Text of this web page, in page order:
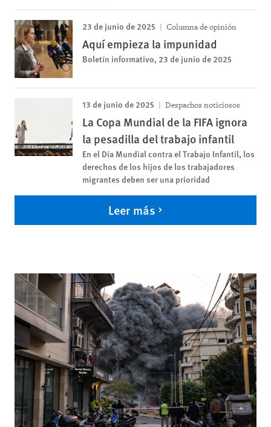
23 de junio de 2025 Columna de opinión
Aquí empieza la impunidad
Boletín informativo, 23 de junio de 2025
13 de junio de 2025 Despachos noticiosos
La Copa Mundial de la FIFA ignora
la pesadilla del trabajo infantil
En el Día Mundial contra el Trabajo Infantil, los
derechos de los hijos de los trabajadores
migrantes deben ser una prioridad
Leer más